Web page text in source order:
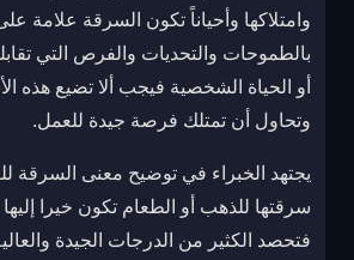
وامتلاكها وأحياناً تكون السرقة علامة
بالطموحات والتحديات والفرص التي
أو الحياة الشخصية فيجب ألا تضيع هذه
وتحاول أن تمتلك فرصة جيدة للعمل.
يجتهد الخبراء في توضيح معنى السرقة
سرقتها للذهب أو الطعام تكون خيرا
فتحصد الكثير من الدرجات الجيدة